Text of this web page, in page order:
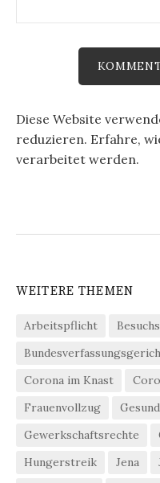
Diese Website
reduzieren. Erfahre,
verarbeitet werden.
WEITERE THEMEN
Arbeitspflicht
Corona im Knast
Frauenvollzug
Gewerkschaftsrechte
Hungerstreik
Jena